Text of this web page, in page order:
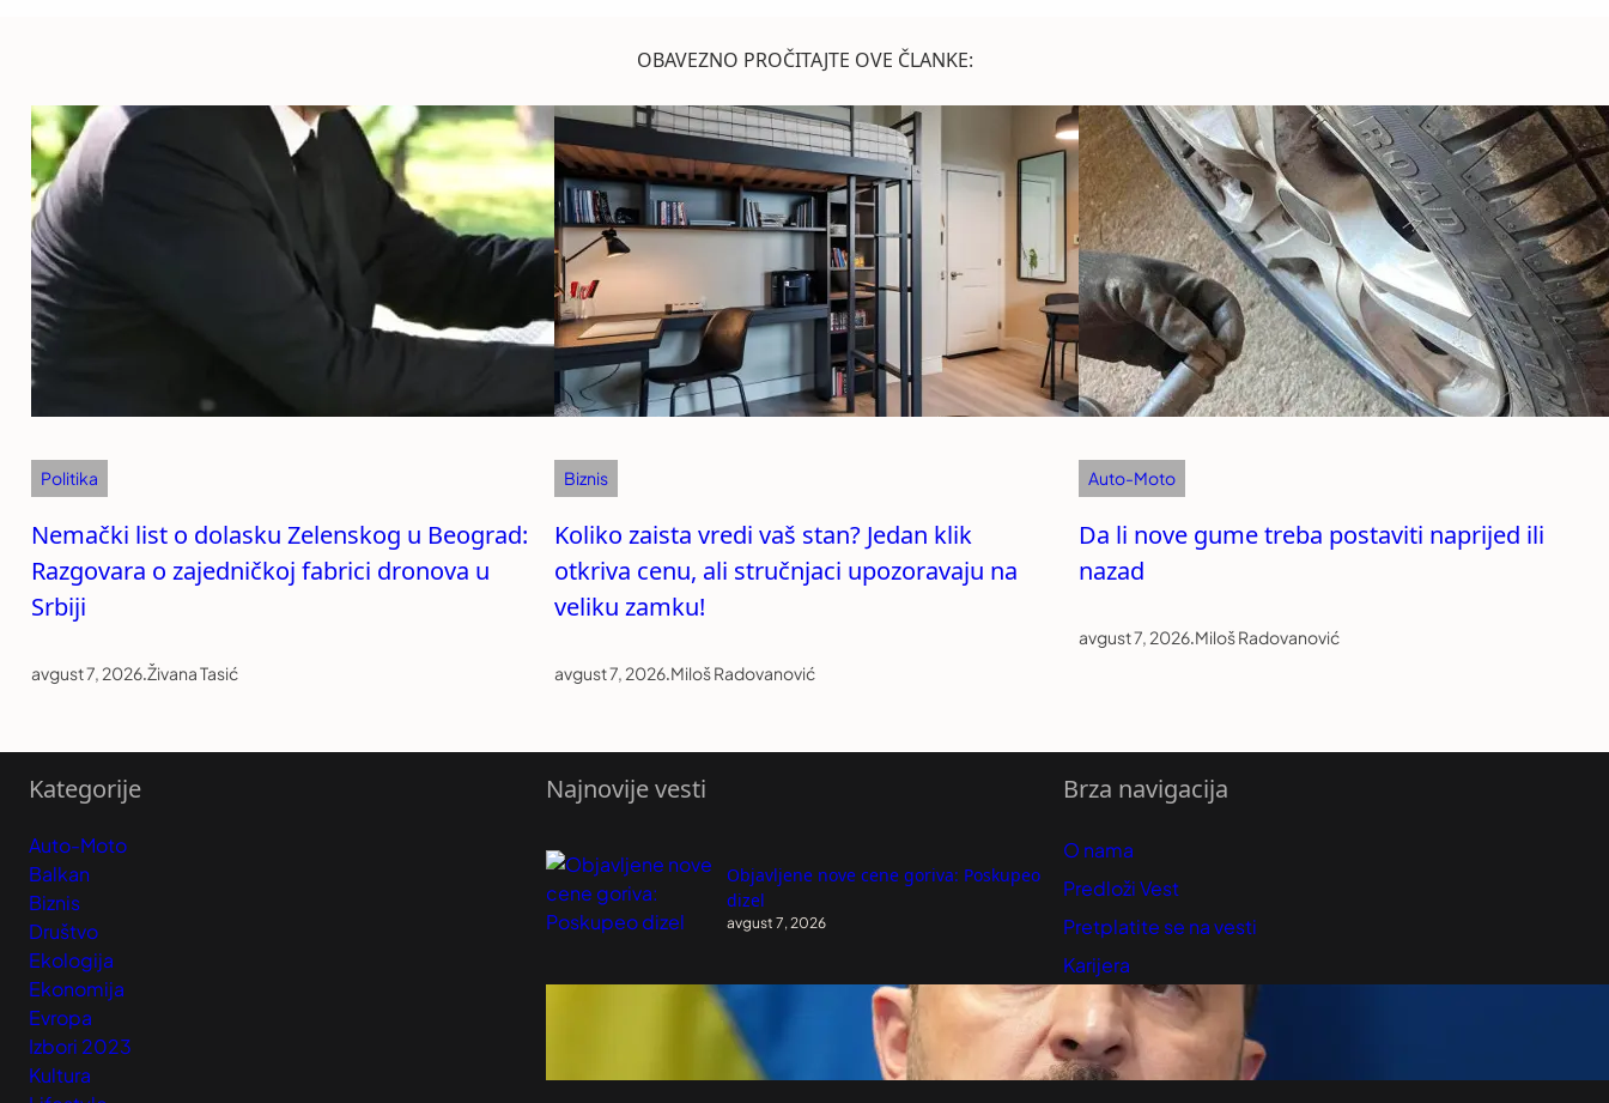
OBAVEZNO PROČITAJTE OVE ČLANKE:
Politika
Nemački list o dolasku Zelenskog u Beograd:
Razgovara o zajedničkoj fabrici dronova u
Srbiji
avgust 7, 2026.Živana Tasić
Biznis
Koliko zaista vredi vaš stan? Jedan klik
otkriva cenu, ali stručnjaci upozoravaju na
veliku zamku!
avgust 7, 2026.Miloš Radovanović
Auto-Moto
Da li nove gume treba postaviti naprijed ili
nazad
avgust 7, 2026.Miloš Radovanović
Kategorije
Auto-Moto
Balkan
Biznis
Društvo
Ekologija
Ekonomija
Evropa
Izbori 2023
Kultura
Najnovije vesti
Objavljene nove cene goriva: Poskupeo
dizel
avgust 7, 2026
Poseta Zelenskog Beogradu važna za
Kijev
avgust 7, 2026
Brza navigacija
O nama
Predloži Vest
Pretplatite se na vesti
Karijera
Marketing
Kontakt